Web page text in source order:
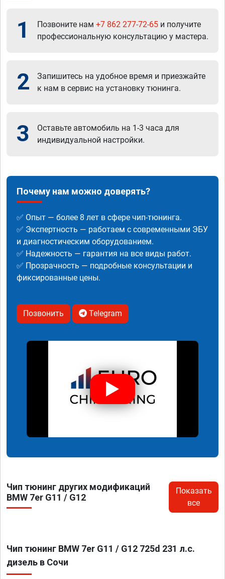
1 Позвоните нам +7 862 277-72-65 и получите
профессиональную консультацию у мастера.
2
Запишитесь на удобное время и приезжайте
к нам в сервис на установку тюнинга.
3
Оставьте автомобиль на 1-3 часа для
индивидуальной настройки.
Почему нам можно доверять?
✅ Опыт — более 8 лет в сфере чип-тюнинга.
✅ Экспертность — работаем с современными ЭБУ
и диагностическим оборудованием.
✅ Надежность — гарантия на все виды работ.
✅ Прозрачность — подробные консультации и
фиксированные цены.
Позвонить Telegram
Чип тюнинг других модификаций
BMW 7er G11 / G12
Показать
все
Чип тюнинг BMW 7er G11 / G12 725d 231 л.с.
дизель в Сочи